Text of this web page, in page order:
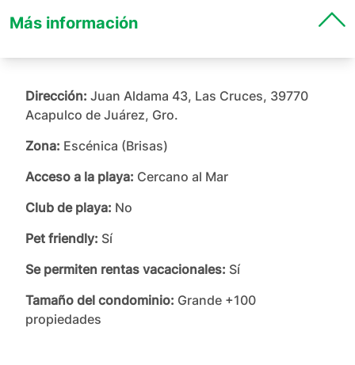
Más información
Dirección: Juan Aldama 43, Las Cruces, 39770
Acapulco de Juárez, Gro.
Zona: Escénica (Brisas)
Acceso a la playa: Cercano al Mar
Club de playa: No
Pet friendly: Sí
Se permiten rentas vacacionales: Sí
Tamaño del condominio: Grande +100
propiedades